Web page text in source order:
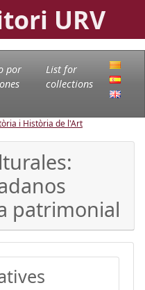
URV
por
List for
collections
i Història de l'Art
patrimonial